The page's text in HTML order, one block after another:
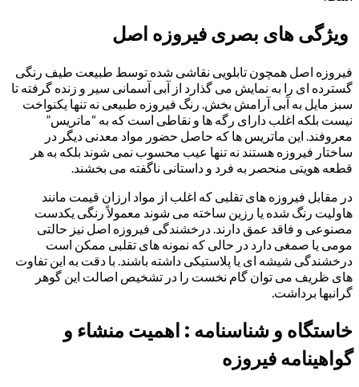
ویژگی های بصری فیروزه اصل
فیروزه اصل همچون تابلویی نقاشی شده توسط طبیعت طیف رنگی
گسترده ای را به نمایش می گذارد از آبی آسمانی سیر و زنده گرفته تا
سبز مایل به آبی آرامش بخش. رنگ فیروزه طبیعی نه تنها یکنواخت
نیست بلکه اغلب دارای رگه ها و نقاطی است که به “ماتریس”
معروفند. این ماتریس ها که حاصل حضور مواد معدنی دیگر در
ساختار فیروزه هستند نه تنها عیب محسوب نمی شوند بلکه به هر
قطعه هویتی منحصر به فرد و داستانی ناگفته می بخشند.
در مقابل فیروزه های تقلبی که اغلب از مواد ارزان قیمت مانند
هاولیت رنگ شده یا رزین ساخته می شوند معمولاً رنگی یکدست
مصنوعی و فاقد عمق دارند. درخشندگی فیروزه اصل نیز حالتی
مومی یا صمغی دارد در حالی که نمونه های تقلبی ممکن است
درخشندگی شیشه ای یا پلاستیکی داشته باشند. با دقت به این تفاوت
های ظریف می توان گام نخست را در تشخیص اصالت این گوهر
گرانبها برداشت.
خاستگاه و شناسنامه : اهمیت منشاء و
گواهینامه فیروزه